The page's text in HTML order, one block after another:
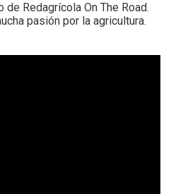
Redagrícola On The Road.
pasión por la agricultura.